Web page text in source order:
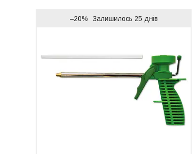
–20% Залишилось 25 днів